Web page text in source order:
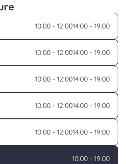
10:00 - 12:0014:00 - 19:00
10:00 - 12:0014:00 - 19:00
10:00 - 12:0014:00 - 19:00
10:00 - 12:0014:00 - 19:00
10:00 - 12:0014:00 - 19:00
10:00 - 19:00